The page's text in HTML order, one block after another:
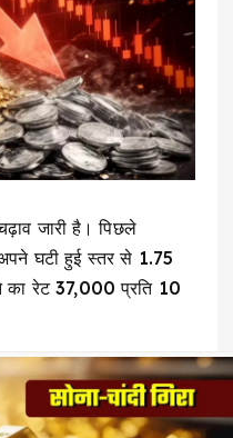
जारी है। पिछले
घटी हुई स्तर से ₹1.75
रेट ₹37,000 प्रति 10